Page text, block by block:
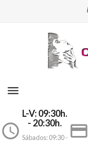
menu
access_time
L-V: 09:30h.
- 20:30h.
Sábados: 09:30 - payment